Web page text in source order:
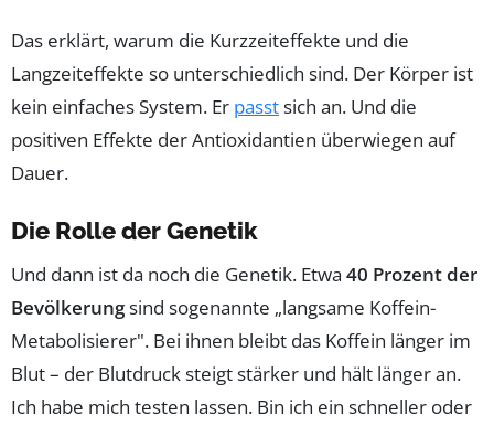
Das erklärt, warum die Kurzzeiteffekte und die
Langzeiteffekte so unterschiedlich sind. Der Körper ist
kein einfaches System. Er passtsich an. Und die
positiven Effekte der Antioxidantien überwiegen auf
Dauer.
Die Rolle der Genetik
Und dann ist da noch die Genetik. Etwa 40 Prozent der
Bevölkerungsind sogenannte „langsame Koffein-
Metabolisierer". Bei ihnen bleibt das Koffein länger im
Blut – der Blutdruck steigt stärker und hält länger an.
Ich habe mich testen lassen. Bin ich ein schneller oder